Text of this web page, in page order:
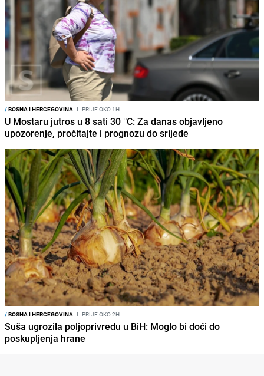
/BOSNA I HERCEGOVINA I PRIJE OKO 1H
U Mostaru jutros u 8 sati 30 °C: Za danas objavljeno
upozorenje, pročitajte i prognozu do srijede
/BOSNA I HERCEGOVINA I PRIJE OKO 2H
Suša ugrozila poljoprivredu u BiH: Moglo bi doći do
poskupljenja hrane